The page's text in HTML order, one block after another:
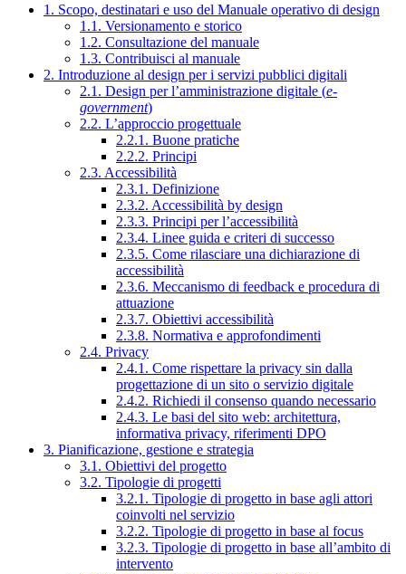
1. Scopo, destinatari e uso del Manuale operativo di design
1.1. Versionamento e storico
1.2. Consultazione del manuale
1.3. Contribuisci al manuale
2. Introduzione al design per i servizi pubblici digitali
2.1. Design per l’amministrazione digitale (e-
government)
2.2. L’approccio progettuale
2.2.1. Buone pratiche
2.2.2. Principi
2.3. Accessibilità
2.3.1. Definizione
2.3.2. Accessibilità by design
2.3.3. Principi per l’accessibilità
2.3.4. Linee guida e criteri di successo
2.3.5. Come rilasciare una dichiarazione di
accessibilità
2.3.6. Meccanismo di feedback e procedura di
attuazione
2.3.7. Obiettivi accessibilità
2.3.8. Normativa e approfondimenti
2.4. Privacy
2.4.1. Come rispettare la privacy sin dalla
progettazione di un sito o servizio digitale
2.4.2. Richiedi il consenso quando necessario
2.4.3. Le basi del sito web: architettura,
informativa privacy, riferimenti DPO
3. Pianificazione, gestione e strategia
3.1. Obiettivi del progetto
3.2. Tipologie di progetti
3.2.1. Tipologie di progetto in base agli attori
coinvolti nel servizio
3.2.2. Tipologie di progetto in base al focus
3.2.3. Tipologie di progetto in base all’ambito di
intervento